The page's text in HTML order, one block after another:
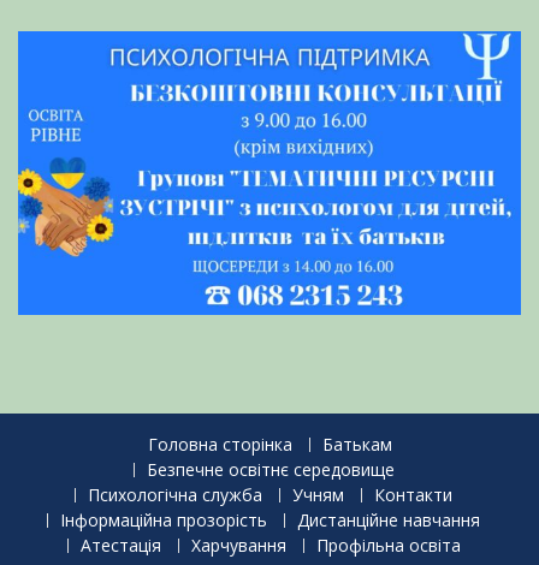
Головна сторінка
Батькам
Безпечне освітнє середовище
Психологічна служба
Учням
Контакти
Інформаційна прозорість
Дистанційне навчання
Атестація
Харчування
Профільна освіта